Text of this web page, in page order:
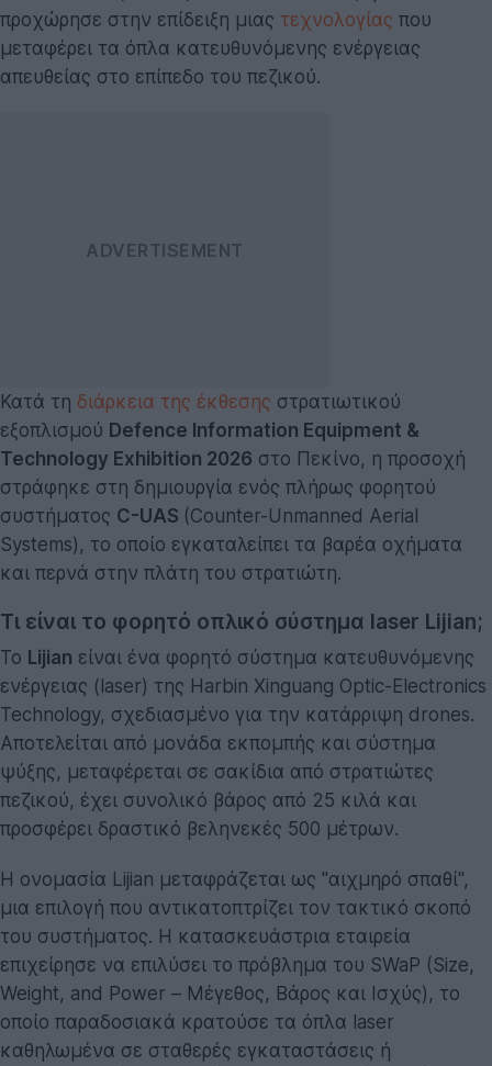
προχώρησε στην επίδειξη μιας τεχνολογίας που
μεταφέρει τα όπλα κατευθυνόμενης ενέργειας
απευθείας στο επίπεδο του πεζικού.
Κατά τη διάρκεια της έκθεσης στρατιωτικού
εξοπλισμού Defence Information Equipment &
Technology Exhibition 2026 στο Πεκίνο, η προσοχή
στράφηκε στη δημιουργία ενός πλήρως φορητού
συστήματος C-UAS (Counter-Unmanned Aerial
Systems), το οποίο εγκαταλείπει τα βαρέα οχήματα
και περνά στην πλάτη του στρατιώτη.
Τι είναι το φορητό οπλικό σύστημα laser Lijian;
Το Lijian είναι ένα φορητό σύστημα κατευθυνόμενης
ενέργειας (laser) της Harbin Xinguang Optic-Electronics
Technology, σχεδιασμένο για την κατάρριψη drones.
Αποτελείται από μονάδα εκπομπής και σύστημα
ψύξης, μεταφέρεται σε σακίδια από στρατιώτες
πεζικού, έχει συνολικό βάρος από 25 κιλά και
προσφέρει δραστικό βεληνεκές 500 μέτρων.
Η ονομασία Lijian μεταφράζεται ως "αιχμηρό σπαθί",
μια επιλογή που αντικατοπτρίζει τον τακτικό σκοπό
του συστήματος. Η κατασκευάστρια εταιρεία
επιχείρησε να επιλύσει το πρόβλημα του SWaP (Size,
Weight, and Power – Μέγεθος, Βάρος και Ισχύς), το
οποίο παραδοσιακά κρατούσε τα όπλα laser
καθηλωμένα σε σταθερές εγκαταστάσεις ή